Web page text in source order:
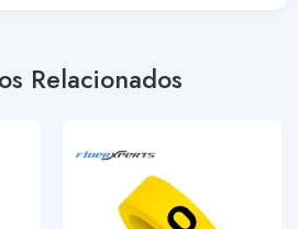
Relacionados